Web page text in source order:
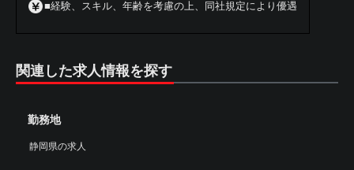
■経験、スキル、年齢を考慮の上、同社規定により優遇
関連した求人情報を探す
勤務地
静岡県の求人